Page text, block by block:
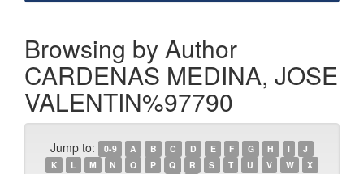
Browsing by Author
CARDENAS MEDINA, JOSE
VALENTIN%97790
Jump to: 0-9 A B C D E F G H I
J
K
L M N O P Q R S T U V W
X